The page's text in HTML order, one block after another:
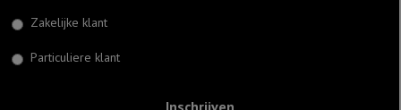
Zakelijke klant
Particuliere klant